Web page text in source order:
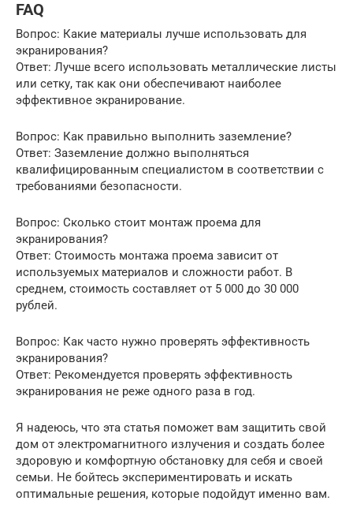
FAQ
Вопрос: Какие материалы лучше использовать для
экранирования?
Ответ: Лучше всего использовать металлические листы
или сетку, так как они обеспечивают наиболее
эффективное экранирование.
Вопрос: Как правильно выполнить заземление?
Ответ: Заземление должно выполняться
квалифицированным специалистом в соответствии с
требованиями безопасности.
Вопрос: Сколько стоит монтаж проема для
экранирования?
Ответ: Стоимость монтажа проема зависит от
используемых материалов и сложности работ. В
среднем, стоимость составляет от 5 000 до 30 000
рублей.
Вопрос: Как часто нужно проверять эффективность
экранирования?
Ответ: Рекомендуется проверять эффективность
экранирования не реже одного раза в год.
Я надеюсь, что эта статья поможет вам защитить свой
дом от электромагнитного излучения и создать более
здоровую и комфортную обстановку для себя и своей
семьи. Не бойтесь экспериментировать и искать
оптимальные решения, которые подойдут именно вам.